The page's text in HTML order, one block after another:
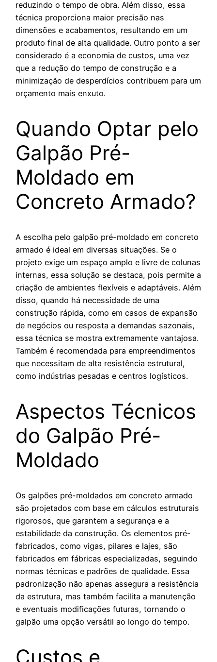
reduzindo o tempo de obra. Além disso, essa
técnica proporciona maior precisão nas
dimensões e acabamentos, resultando em um
produto final de alta qualidade. Outro ponto a ser
considerado é a economia de custos, uma vez
que a redução do tempo de construção e a
minimização de desperdícios contribuem para um
orçamento mais enxuto.
Quando Optar pelo
Galpão Pré-
Moldado em
Concreto Armado?
A escolha pelo galpão pré-moldado em concreto
armado é ideal em diversas situações. Se o
projeto exige um espaço amplo e livre de colunas
internas, essa solução se destaca, pois permite a
criação de ambientes flexíveis e adaptáveis. Além
disso, quando há necessidade de uma
construção rápida, como em casos de expansão
de negócios ou resposta a demandas sazonais,
essa técnica se mostra extremamente vantajosa.
Também é recomendada para empreendimentos
que necessitam de alta resistência estrutural,
como indústrias pesadas e centros logísticos.
Aspectos Técnicos
do Galpão Pré-
Moldado
Os galpões pré-moldados em concreto armado
são projetados com base em cálculos estruturais
rigorosos, que garantem a segurança e a
estabilidade da construção. Os elementos pré-
fabricados, como vigas, pilares e lajes, são
fabricados em fábricas especializadas, seguindo
normas técnicas e padrões de qualidade. Essa
padronização não apenas assegura a resistência
da estrutura, mas também facilita a manutenção
e eventuais modificações futuras, tornando o
galpão uma opção versátil ao longo do tempo.
Custos e